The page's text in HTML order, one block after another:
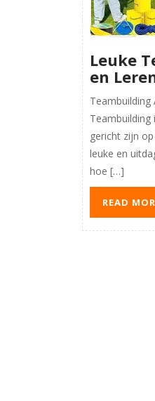
Leuke
en
Teambuilding
Teambuilding
gericht zijn
leuke en
hoe […]
READ